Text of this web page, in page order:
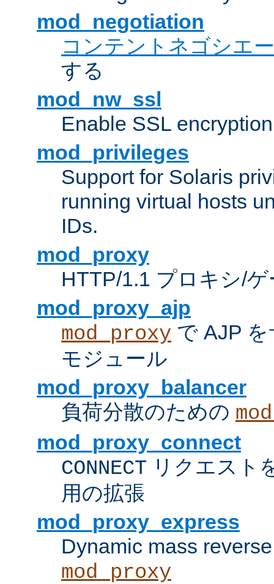
mod_negotiation
コンテントネゴシエ
する
mod_nw_ssl
Enable SSL
mod_privileges
Support for Solaris
running virtual hosts
IDs.
mod_proxy
HTTP/1.1 プロキシ/
mod_proxy_ajp
mod_proxy で AJP
モジュール
mod_proxy_balancer
負荷分散のための
mod_proxy_connect
CONNECT リクエスト
用の拡張
mod_proxy_express
Dynamic mass
mod_proxy